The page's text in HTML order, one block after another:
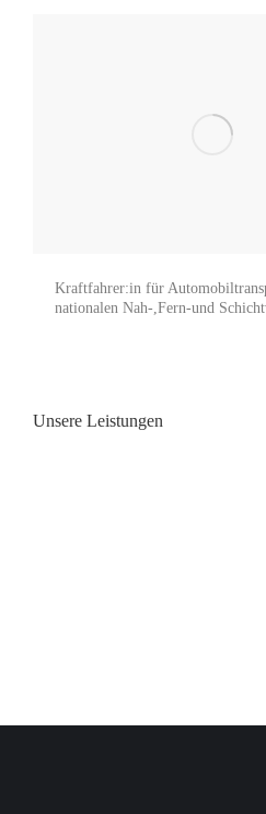
Kraftfahrer:in für
nationalen Nah-,Fern-und
Unsere Leistungen